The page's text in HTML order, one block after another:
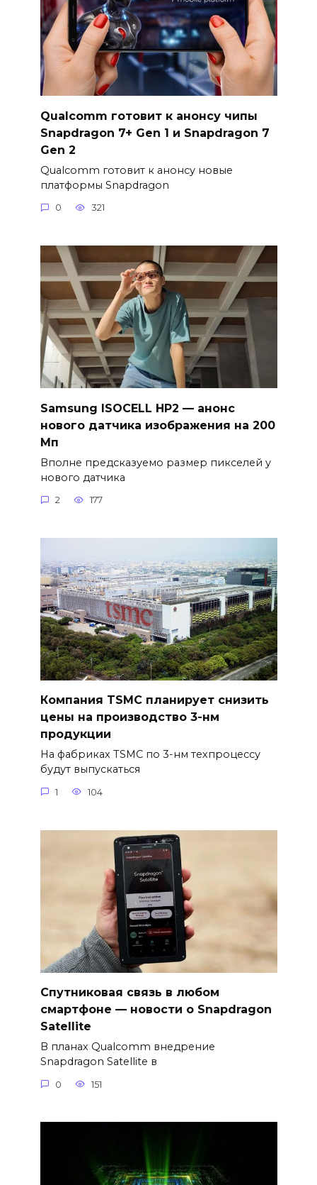
Qualcomm готовит к анонсу чипы
Snapdragon 7+ Gen 1 и Snapdragon 7
Gen 2
Qualcomm готовит к анонсу новые
платформы Snapdragon
0 321
Samsung ISOCELL HP2 — анонс
нового датчика изображения на 200
Мп
Вполне предсказуемо размер пикселей у
нового датчика
2 177
Компания TSMC планирует снизить
цены на производство 3-нм
продукции
На фабриках TSMC по 3-нм техпроцессу
будут выпускаться
1 104
Спутниковая связь в любом
смартфоне — новости о Snapdragon
Satellite
В планах Qualcomm внедрение
Snapdragon Satellite в
0 151